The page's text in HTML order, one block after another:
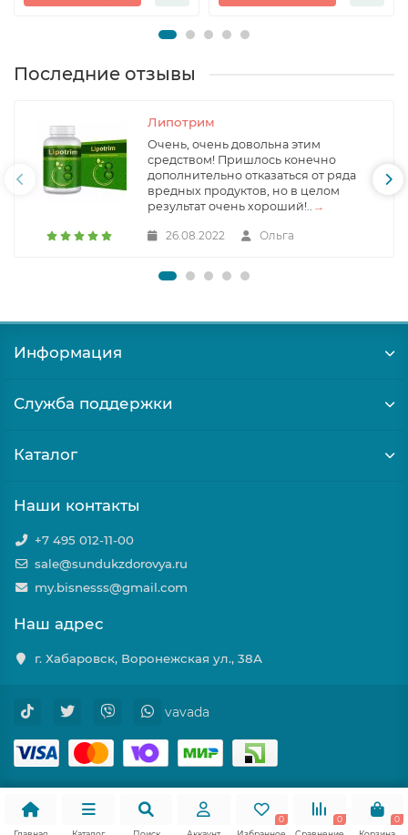
Последние отзывы
Липотрим
Очень, очень довольна этим
средством! Пришлось конечно
дополнительно отказаться от ряда
вредных продуктов, но в целом
результат очень хороший!.. →
26.08.2022 Ольга
Информация
Служба поддержки
Каталог
Наши контакты
+7 495 012-11-00
sale@sundukzdorovya.ru
my.bisnesss@gmail.com
Наш адрес
г. Хабаровск, Воронежская ул., 38А
vavada
0
0
0